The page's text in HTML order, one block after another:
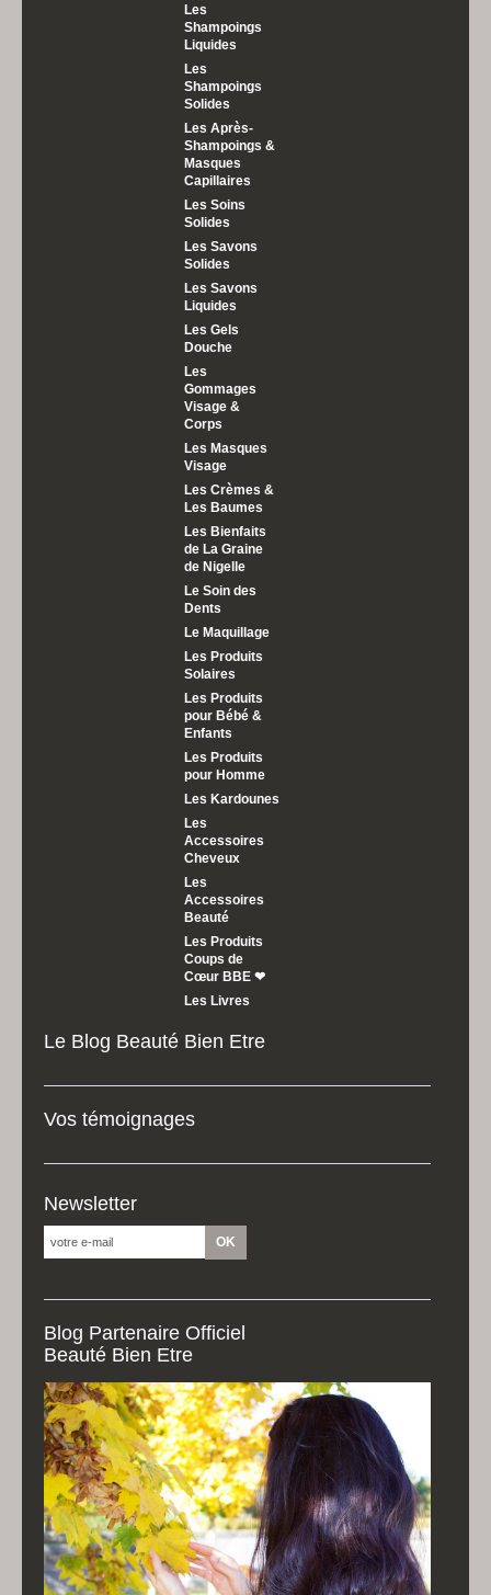
Les
Shampoings
Liquides
Les
Shampoings
Solides
Les Après-
Shampoings &
Masques
Capillaires
Les Soins
Solides
Les Savons
Solides
Les Savons
Liquides
Les Gels
Douche
Les
Gommages
Visage &
Corps
Les Masques
Visage
Les Crèmes &
Les Baumes
Les Bienfaits
de La Graine
de Nigelle
Le Soin des
Dents
Le Maquillage
Les Produits
Solaires
Les Produits
pour Bébé &
Enfants
Les Produits
pour Homme
Les Kardounes
Les
Accessoires
Cheveux
Les
Accessoires
Beauté
Les Produits
Coups de
Cœur BBE ❤
Les Livres
Le Blog Beauté Bien Etre
Vos témoignages
Newsletter
Blog Partenaire Officiel
Beauté Bien Etre